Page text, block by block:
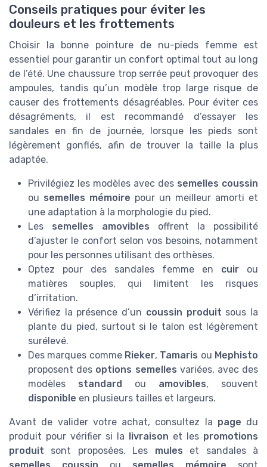
Conseils pratiques pour éviter les
douleurs et les frottements
Choisir la bonne pointure de nu-pieds femme est
essentiel pour garantir un confort optimal tout au long
de l’été. Une chaussure trop serrée peut provoquer des
ampoules, tandis qu’un modèle trop large risque de
causer des frottements désagréables. Pour éviter ces
désagréments, il est recommandé d’essayer les
sandales en fin de journée, lorsque les pieds sont
légèrement gonflés, afin de trouver la taille la plus
adaptée.
Privilégiez les modèles avec des semelles coussin
ou semelles mémoire pour un meilleur amorti et
une adaptation à la morphologie du pied.
Les semelles amovibles offrent la possibilité
d’ajuster le confort selon vos besoins, notamment
pour les personnes utilisant des orthèses.
Optez pour des sandales femme en cuir ou
matières souples, qui limitent les risques
d’irritation.
Vérifiez la présence d’un coussin produit sous la
plante du pied, surtout si le talon est légèrement
surélevé.
Des marques comme Rieker, Tamaris ou Mephisto
proposent des options semelles variées, avec des
modèles standard ou amovibles, souvent
disponible en plusieurs tailles et largeurs.
Avant de valider votre achat, consultez la page du
produit pour vérifier si la
livraison et les promotions
produit sont proposées. Les mules et sandales à